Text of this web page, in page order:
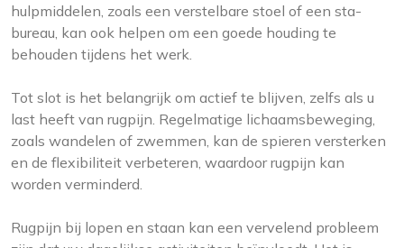
hulpmiddelen, zoals een verstelbare stoel of een sta-
bureau, kan ook helpen om een goede houding te
behouden tijdens het werk.
Tot slot is het belangrijk om actief te blijven, zelfs als u
last heeft van rugpijn. Regelmatige lichaamsbeweging,
zoals wandelen of zwemmen, kan de spieren versterken
en de flexibiliteit verbeteren, waardoor rugpijn kan
worden verminderd.
Rugpijn bij lopen en staan kan een vervelend probleem